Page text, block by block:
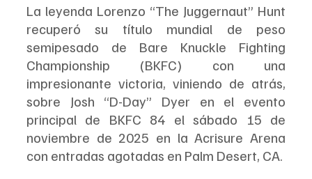
La leyenda Lorenzo “The Juggernaut” Hunt
recuperó su título mundial de peso
semipesado de Bare Knuckle Fighting
Championship (BKFC) con una
impresionante victoria, viniendo de atrás,
sobre Josh “D-Day” Dyer en el evento
principal de BKFC 84 el sábado 15 de
noviembre de 2025 en la Acrisure Arena
con entradas agotadas en Palm Desert, CA.